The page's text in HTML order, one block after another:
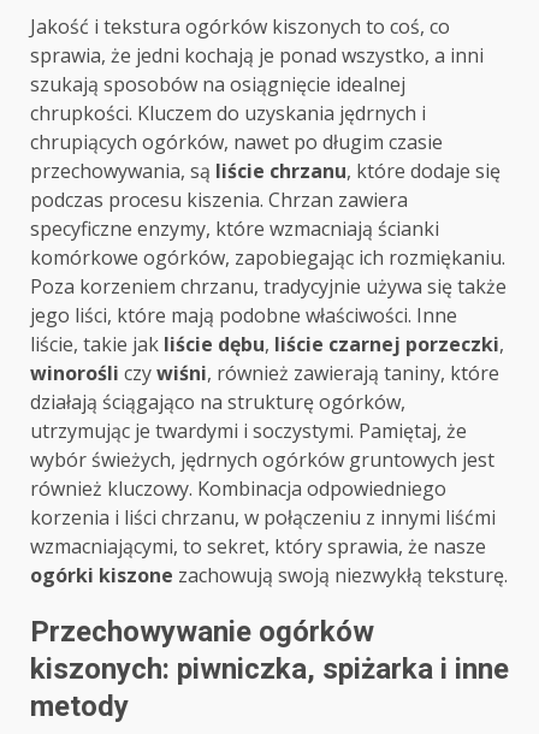
Jakość i tekstura ogórków kiszonych to coś, co
sprawia, że jedni kochają je ponad wszystko, a inni
szukają sposobów na osiągnięcie idealnej
chrupkości. Kluczem do uzyskania jędrnych i
chrupiących ogórków, nawet po długim czasie
przechowywania, są liście chrzanu, które dodaje się
podczas procesu kiszenia. Chrzan zawiera
specyficzne enzymy, które wzmacniają ścianki
komórkowe ogórków, zapobiegając ich rozmiękaniu.
Poza korzeniem chrzanu, tradycyjnie używa się także
jego liści, które mają podobne właściwości. Inne
liście, takie jak liście dębu, liście czarnej porzeczki,
winorośli czywiśni, również zawierają taniny, które
działają ściągająco na strukturę ogórków,
utrzymując je twardymi i soczystymi. Pamiętaj, że
wybór świeżych, jędrnych ogórków gruntowych jest
również kluczowy. Kombinacja odpowiedniego
korzenia i liści chrzanu, w połączeniu z innymi liśćmi
wzmacniającymi, to sekret, który sprawia, że nasze
ogórki kiszone zachowują swoją niezwykłą teksturę.
Przechowywanie ogórków
kiszonych: piwniczka, spiżarka i inne
metody